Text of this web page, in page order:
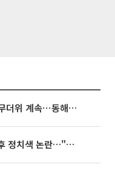
[내일 날씨] 폭염 한풀 꺾여도 무더위 계속⋯동해안 이틀 연속 비
김희철, '뒤집힌 태극기' 지적 후 정치색 논란…"좌우 떠나 우리나라 국기"